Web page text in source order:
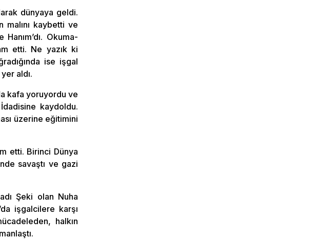
dünyaya geldi.
kaybetti ve
Okuma-
etti. Ne yazık ki
ise işgal
aldı.
kafa yoruyordu ve
kaydoldu.
üzerine eğitimini
etti. Birinci Dünya
savaştı ve gazi
Şeki olan Nuha
işgalcilere karşı
halkın